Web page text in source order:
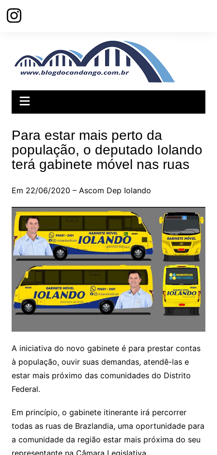
para
Para estar mais perto da
população, o deputado Iolando
terá gabinete móvel nas ruas
Em 22/06/2020 – Ascom Dep Iolando
A iniciativa do novo gabinete é para prestar contas
à população, ouvir suas demandas, atendê-las e
estar mais próximo das comunidades do Distrito
Federal.
Em princípio, o gabinete itinerante irá percorrer
todas as ruas de Brazlandia, uma oportunidade para
a comunidade da região estar mais próxima do seu
representante na Câmara Legislativa.